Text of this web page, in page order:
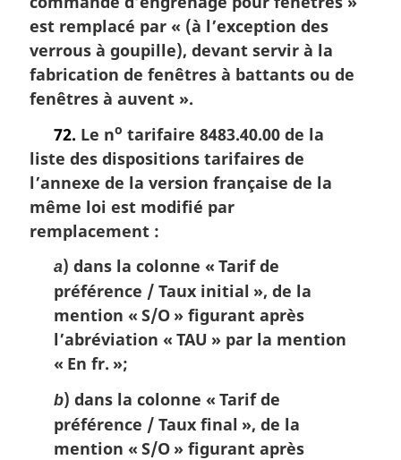
est remplacé par « (à l’exception des
verrous à goupille), devant servir à la
fabrication de fenêtres à battants ou de
fenêtres à auvent ».
72. Le no tarifaire 8483.40.00 de la
liste des dispositions tarifaires de
l’annexe de la version française de la
même loi est modifié par
remplacement :
a) dans la colonne « Tarif de
préférence / Taux initial », de la
mention « S/O » figurant après
l’abréviation « TAU » par la mention
« En fr. »;
b) dans la colonne « Tarif de
préférence / Taux final », de la
mention « S/O » figurant après